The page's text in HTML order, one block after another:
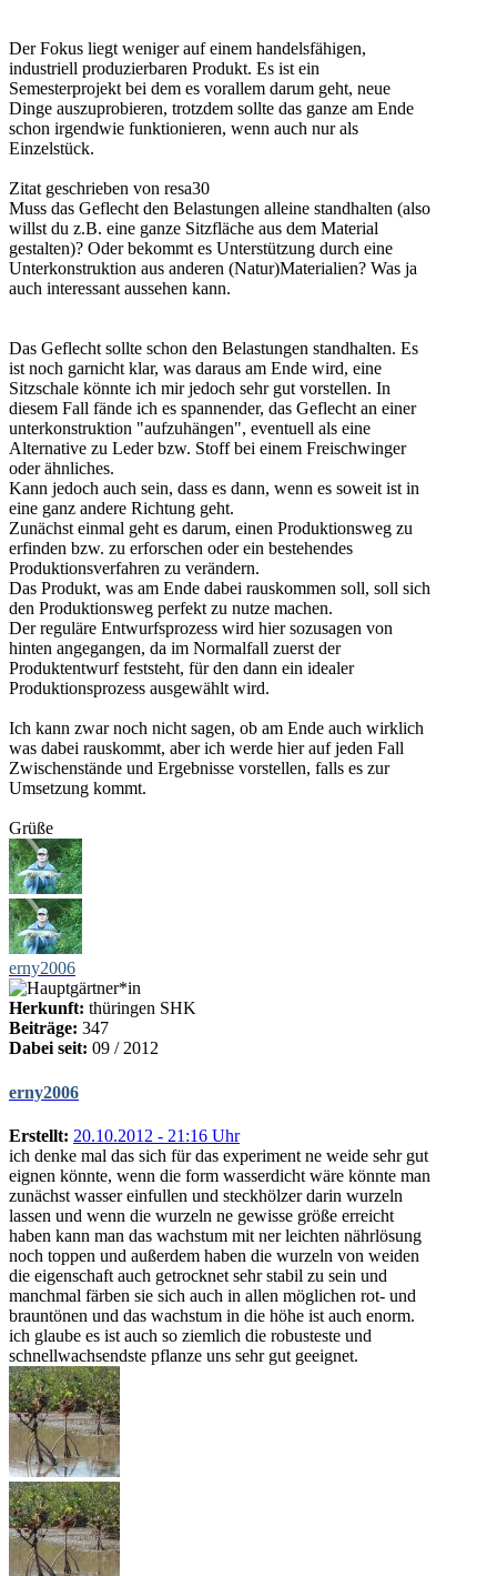
Der Fokus liegt weniger auf einem handelsfähigen,
industriell produzierbaren Produkt. Es ist ein
Semesterprojekt bei dem es vorallem darum geht, neue
Dinge auszuprobieren, trotzdem sollte das ganze am Ende
schon irgendwie funktionieren, wenn auch nur als
Einzelstück.
Zitat geschrieben von resa30
Muss das Geflecht den Belastungen alleine standhalten (also
willst du z.B. eine ganze Sitzfläche aus dem Material
gestalten)? Oder bekommt es Unterstützung durch eine
Unterkonstruktion aus anderen (Natur)Materialien? Was ja
auch interessant aussehen kann.
Das Geflecht sollte schon den Belastungen standhalten. Es
ist noch garnicht klar, was daraus am Ende wird, eine
Sitzschale könnte ich mir jedoch sehr gut vorstellen. In
diesem Fall fände ich es spannender, das Geflecht an einer
unterkonstruktion "aufzuhängen", eventuell als eine
Alternative zu Leder bzw. Stoff bei einem Freischwinger
oder ähnliches.
Kann jedoch auch sein, dass es dann, wenn es soweit ist in
eine ganz andere Richtung geht.
Zunächst einmal geht es darum, einen Produktionsweg zu
erfinden bzw. zu erforschen oder ein bestehendes
Produktionsverfahren zu verändern.
Das Produkt, was am Ende dabei rauskommen soll, soll sich
den Produktionsweg perfekt zu nutze machen.
Der reguläre Entwurfsprozess wird hier sozusagen von
hinten angegangen, da im Normalfall zuerst der
Produktentwurf feststeht, für den dann ein idealer
Produktionsprozess ausgewählt wird.
Ich kann zwar noch nicht sagen, ob am Ende auch wirklich
was dabei rauskommt, aber ich werde hier auf jeden Fall
Zwischenstände und Ergebnisse vorstellen, falls es zur
Umsetzung kommt.
Grüße
erny2006
Herkunft: thüringen SHK
Beiträge: 347
Dabei seit: 09 / 2012
erny2006
Erstellt: 20.10.2012 - 21:16 Uhr
ich denke mal das sich für das experiment ne weide sehr gut
eignen könnte, wenn die form wasserdicht wäre könnte man
zunächst wasser einfullen und steckhölzer darin wurzeln
lassen und wenn die wurzeln ne gewisse größe erreicht
haben kann man das wachstum mit ner leichten nährlösung
noch toppen und außerdem haben die wurzeln von weiden
die eigenschaft auch getrocknet sehr stabil zu sein und
manchmal färben sie sich auch in allen möglichen rot- und
brauntönen und das wachstum in die höhe ist auch enorm.
ich glaube es ist auch so ziemlich die robusteste und
schnellwachsendste pflanze uns sehr gut geeignet.